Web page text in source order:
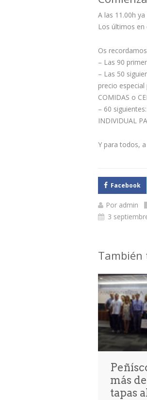
A las 11.00h
Los últimos en
Os
– Las 90
– Las 50
precio
COMIDAS o
– 60
INDIVIDUAL
Y para todos,
Facebook
Por admin
3
También
más
tapas